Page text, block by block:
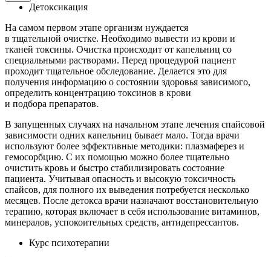
Детоксикация
На самом первом этапе организм нуждается
в тщательной очистке. Необходимо вывести из крови и
тканей токсины. Очистка происходит от капельниц со
специальными растворами. Перед процедурой пациент
проходит тщательное обследование. Делается это для
получения информацию о состоянии здоровья зависимого,
определить концентрацию токсинов в крови
и подбора препаратов.
В запущенных случаях на начальном этапе лечения спайсовой
зависимости одних капельниц бывает мало. Тогда врачи
используют более эффективные методики: плазмаферез и
гемосорбцию. С их помощью можно более тщательно
очистить кровь и быстро стабилизировать состояние
пациента. Учитывая опасность и высокую токсичность
спайсов, для полного их выведения потребуется несколько
месяцев. После детокса врачи назначают восстановительную
терапию, которая включает в себя использование витаминов,
минералов, успокоительных средств, антидепрессантов.
Курс психотерапии